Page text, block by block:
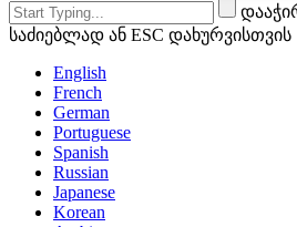
საძიებლად ან ESC დახურვისთვის
English
French
German
Portuguese
Spanish
Russian
Japanese
Korean